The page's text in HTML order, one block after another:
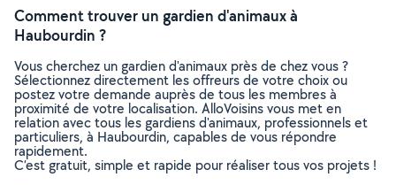
Comment trouver un gardien d'animaux à
Haubourdin ?
Vous cherchez un gardien d'animaux près de chez vous ?
Sélectionnez directement les offreurs de votre choix ou
postez votre demande auprès de tous les membres à
proximité de votre localisation. AlloVoisins vous met en
relation avec tous les gardiens d'animaux, professionnels et
particuliers, à Haubourdin, capables de vous répondre
rapidement.
C’est gratuit, simple et rapide pour réaliser tous vos projets !